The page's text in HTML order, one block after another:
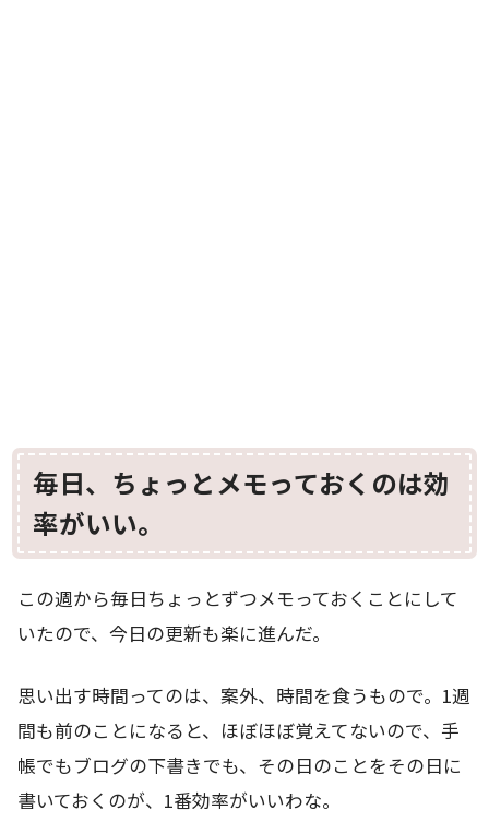
毎日、ちょっとメモっておくのは効
率がいい。
この週から毎日ちょっとずつメモっておくことにして
いたので、今日の更新も楽に進んだ。
思い出す時間ってのは、案外、時間を食うもので。1週
間も前のことになると、ほぼほぼ覚えてないので、手
帳でもブログの下書きでも、その日のことをその日に
書いておくのが、1番効率がいいわな。